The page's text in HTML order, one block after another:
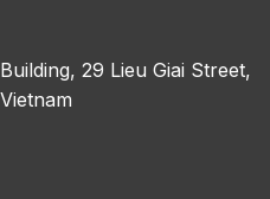
29 Lieu Giai Street,